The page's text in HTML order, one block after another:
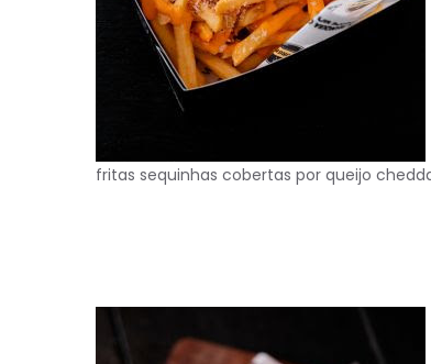
fritas sequinhas cobertas por queijo